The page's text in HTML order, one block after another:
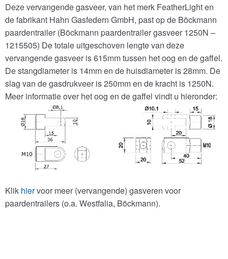
Deze vervangende gasveer, van het merk FeatherLight en
de fabrikant Hahn Gasfedern GmbH, past op de Böckmann
paardentrailer (Böckmann paardentrailer gasveer 1250N –
1215505) De totale uitgeschoven lengte van deze
vervangende gasveer is 615mm tussen het oog en de gaffel.
De stangdiameter is 14mm en de huisdiameter is 28mm. De
slag van de gasdrukveer is 250mm en de kracht is 1250N.
Meer informatie over het oog en de gaffel vindt u hieronder:
Klik hiervoor meer (vervangende) gasveren voor
paardentrailers (o.a. Westfalia, Böckmann).